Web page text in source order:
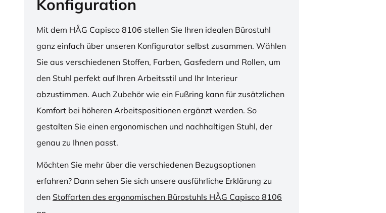
Konfiguration
Mit dem HÅG Capisco 8106 stellen Sie Ihren idealen Bürostuhl
ganz einfach über unseren Konfigurator selbst zusammen. Wählen
Sie aus verschiedenen Stoffen, Farben, Gasfedern und Rollen, um
den Stuhl perfekt auf Ihren Arbeitsstil und Ihr Interieur
abzustimmen. Auch Zubehör wie ein Fußring kann für zusätzlichen
Komfort bei höheren Arbeitspositionen ergänzt werden. So
gestalten Sie einen ergonomischen und nachhaltigen Stuhl, der
genau zu Ihnen passt.
Möchten Sie mehr über die verschiedenen Bezugsoptionen
erfahren? Dann sehen Sie sich unsere ausführliche Erklärung zu
den Stoffarten des ergonomischen Bürostuhls HÅG Capisco 8106